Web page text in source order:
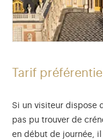
Tarif
Si un visiteur dispose
pas pu trouver de
en début de journée,